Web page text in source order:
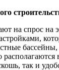
на спрос на
так и